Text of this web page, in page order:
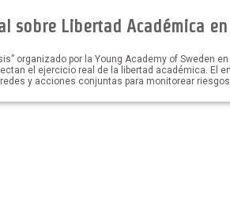
sobre Libertad Académica en
organizado por la Young Academy of Sweden
el ejercicio real de la libertad académica. El
y acciones conjuntas para monitorear